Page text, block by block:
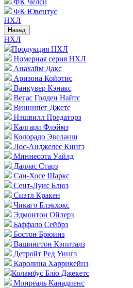
ФК Челси
ФК Ювентус
НХЛ
Назад
НХЛ
Продукция НХЛ
Номерная серия НХЛ
Анахайм Дакс
Аризона Койотис
Ванкувер Кэнакс
Вегас Голден Найтс
Виннипег Джетс
Нэшвилл Предаторз
Калгари Флэймз
Колорадо Эвеланш
Лос-Анджелес Кингз
Миннесота Уайлд
Даллас Старз
Сан-Хосе Шаркс
Сент-Луис Блюз
Сиэтл Кракен
Чикаго Блэкхокс
Эдмонтон Ойлерз
Баффало Сейбрз
Бостон Брюинз
Вашингтон Кэпиталз
Детройт Ред Уингз
Каролина Харрикейнз
Коламбус Блю Джекетс
Монреаль Канадиенс